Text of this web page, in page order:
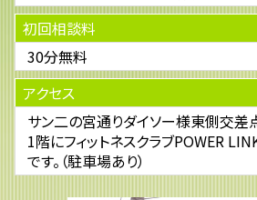
初回相談料
30分無料
アクセス
サン二の宮通りダイソー様東側交差
1階にフィットネスクラブPOWER
です。（駐車場あり）